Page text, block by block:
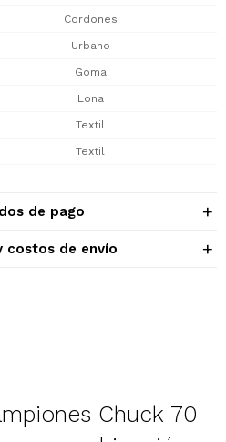
Cordones
Urbano
Goma
Lona
Textil
Textil
de pago
costos de envío
Chuck 70